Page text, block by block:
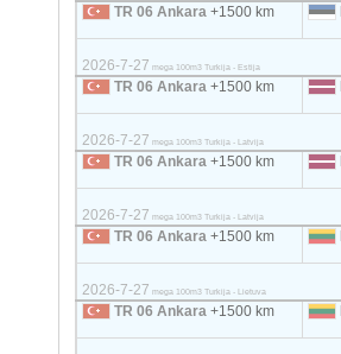
TR 06 Ankara +1500 km
2026-7-27 mega 100m3 Turkija - Estija
TR 06 Ankara +1500 km
2026-7-27 mega 100m3 Turkija - Latvija
TR 06 Ankara +1500 km
2026-7-27 mega 100m3 Turkija - Latvija
TR 06 Ankara +1500 km
2026-7-27 mega 100m3 Turkija - Lietuva
TR 06 Ankara +1500 km